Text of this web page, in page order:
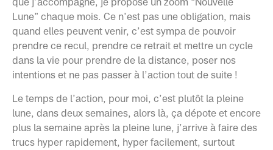
Lune” chaque mois. Ce n’est pas une obligation, mais
quand elles peuvent venir, c’est sympa de pouvoir
prendre ce recul, prendre ce retrait et mettre un cycle
dans la vie pour prendre de la distance, poser nos
intentions et ne pas passer à l’action tout de suite !
Le temps de l’action, pour moi, c’est plutôt la pleine
lune, dans deux semaines, alors là, ça dépote et encore
plus la semaine après la pleine lune, j’arrive à faire des
trucs hyper rapidement, hyper facilement, surtout